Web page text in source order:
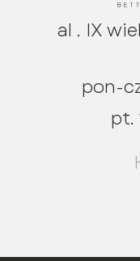
al . IX
pon-
pt.